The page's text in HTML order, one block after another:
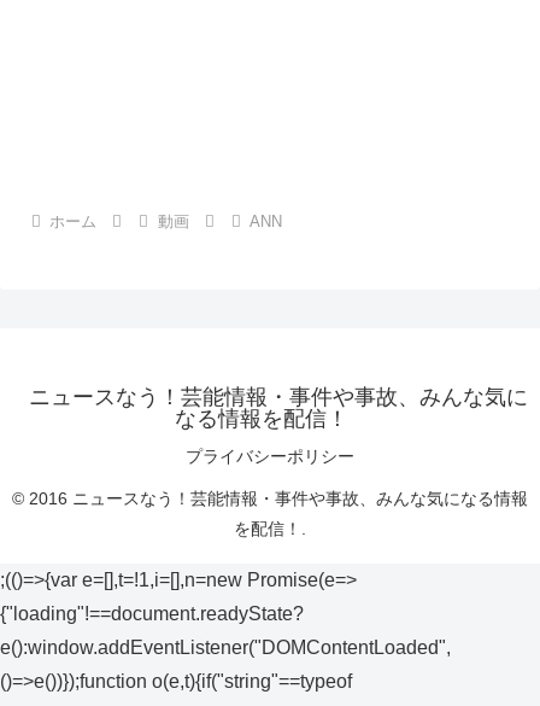
ホーム 動画 ANN
ニュースなう！芸能情報・事件や事故、みんな気に
なる情報を配信！
プライバシーポリシー
© 2016 ニュースなう！芸能情報・事件や事故、みんな気になる情報
を配信！.
;(()=>{var e=[],t=!1,i=[],n=new Promise(e=>
{"loading"!==document.readyState?
e():window.addEventListener("DOMContentLoaded",
()=>e())});function o(e,t){if("string"==typeof